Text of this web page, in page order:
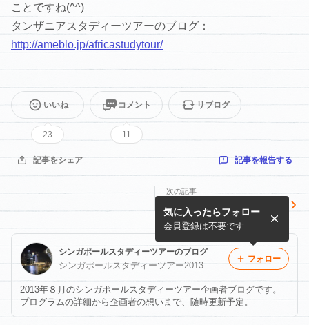
ことですね(^^)
タンザニアスタディーツアーのブログ：
http://ameblo.jp/africastudytour/
いいね
23
コメント
11
リブログ
記事をシェア 記事を報告する
次の記事
【広報文化外交のはなし】シ
ンガポールで見つけた「雪の
ない富士山」
シンガポールスタディーツアーのブログ
シンガポールスタディーツアー2013
2013年８月のシンガポールスタディーツアー企画者ブログです。
プログラムの詳細から企画者の想いまで、随時更新予定。
気に入ったらフォロー
会員登録は不要です
フォロー